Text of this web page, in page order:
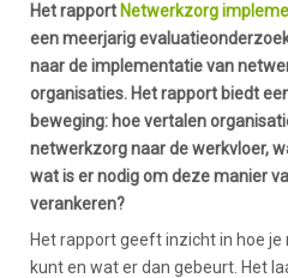
Het rapport Netwerkzorg
een meerjarig
naar de implementatie van
organisaties. Het rapport biedt
beweging: hoe vertalen
netwerkzorg naar de werkvloer,
wat is er nodig om deze manier
verankeren?
Het rapport geeft inzicht in hoe
kunt en wat er dan gebeurt. Het